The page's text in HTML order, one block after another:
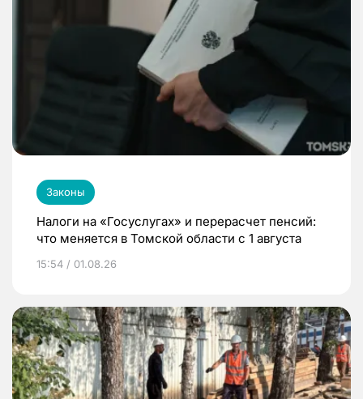
Законы
Налоги на «Госуслугах» и перерасчет пенсий:
что меняется в Томской области с 1 августа
15:54 / 01.08.26